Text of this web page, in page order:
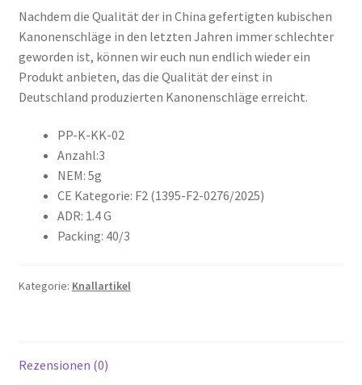
Nachdem die Qualität der in China gefertigten kubischen
Kanonenschläge in den letzten Jahren immer schlechter
geworden ist, können wir euch nun endlich wieder ein
Produkt anbieten, das die Qualität der einst in
Deutschland produzierten Kanonenschläge erreicht.
PP-K-KK-02
Anzahl:3
NEM: 5g
CE Kategorie: F2 (1395-F2-0276/2025)
ADR: 1.4 G
Packing: 40/3
Kategorie: Knallartikel
Rezensionen (0)